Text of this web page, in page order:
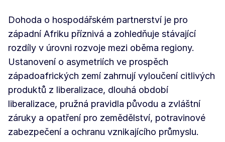
Dohoda o hospodářském partnerství je pro
západní Afriku příznivá a zohledňuje stávající
rozdíly v úrovni rozvoje mezi oběma regiony.
Ustanovení o asymetriích ve prospěch
západoafrických zemí zahrnují vyloučení citlivých
produktů z liberalizace, dlouhá období
liberalizace, pružná pravidla původu a zvláštní
záruky a opatření pro zemědělství, potravinové
zabezpečení a ochranu vznikajícího průmyslu.